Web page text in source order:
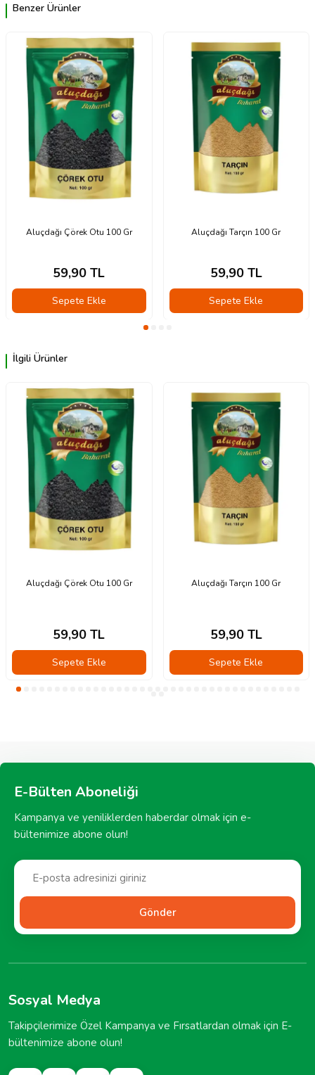
Benzer Ürünler
Aluçdağı Çörek Otu 100 Gr
59,90 TL
Sepete Ekle
Aluçdağı Tarçın 100 Gr
59,90TL
Sepete Ekle
İlgili Ürünler
Aluçdağı Çörek Otu 100 Gr
59,90 TL
Sepete Ekle
Aluçdağı Tarçın 100 Gr
59,90TL
Sepete Ekle
E-Bülten Aboneliği
Kampanya ve yeniliklerden haberdar olmak için e-
bültenimize abone olun!
Gönder
Sosyal Medya
Takipçilerimize Özel Kampanya ve Fırsatlardan olmak için E-
bültenimize abone olun!